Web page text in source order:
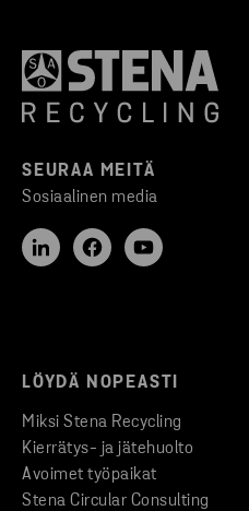
SEURAA MEITÄ
Sosiaalinen media
LÖYDÄ NOPEASTI
Miksi Stena Recycling
Kierrätys- ja jätehuolto
Avoimet työpaikat
Stena Circular Consulting